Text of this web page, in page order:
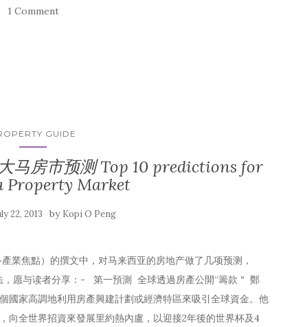
1 Comment
GUIDE
马房市预测 Top 10 predictions for
Property Market
22, 2013 by Kopi O Peng
業焦點）的撰文中，对马来西亚的房地产做了几项预测，
愿与读者分享：- 第一預測 全球透過房產公開“籌款＂ 鄭
國家高調地利用房產興建計劃或經濟特區來吸引全球資金。他
向全世界招資來發展里約熱內盧，以迎接2年後的世界杯及4